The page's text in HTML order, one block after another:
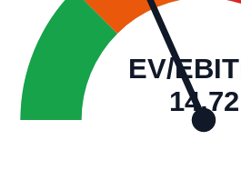
EV/
14,72